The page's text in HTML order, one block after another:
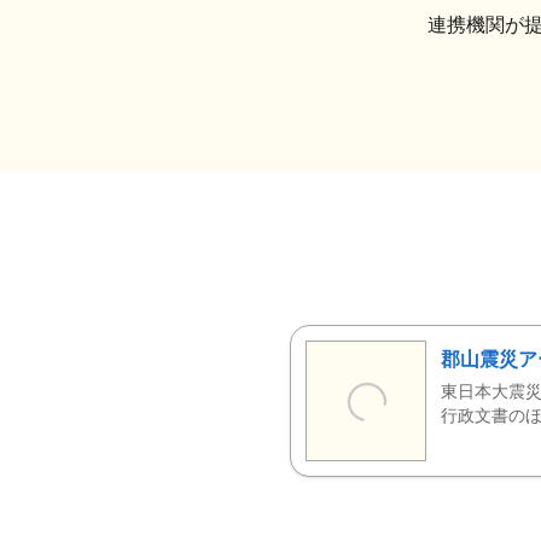
連携機関が
郡山震災
東日本大震
行政文書の